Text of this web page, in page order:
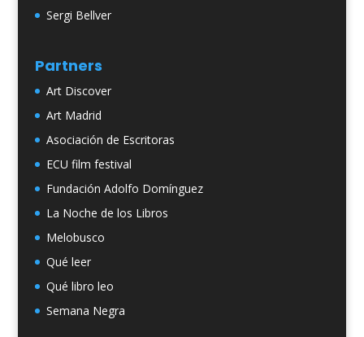
Sergi Bellver
Partners
Art Discover
Art Madrid
Asociación de Escritoras
ECU film festival
Fundación Adolfo Domínguez
La Noche de los Libros
Melobusco
Qué leer
Qué libro leo
Semana Negra